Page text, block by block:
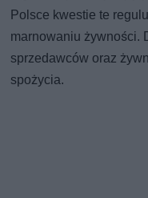
Polsce kwestie te
marnowaniu żywności.
sprzedawców oraz
spożycia.